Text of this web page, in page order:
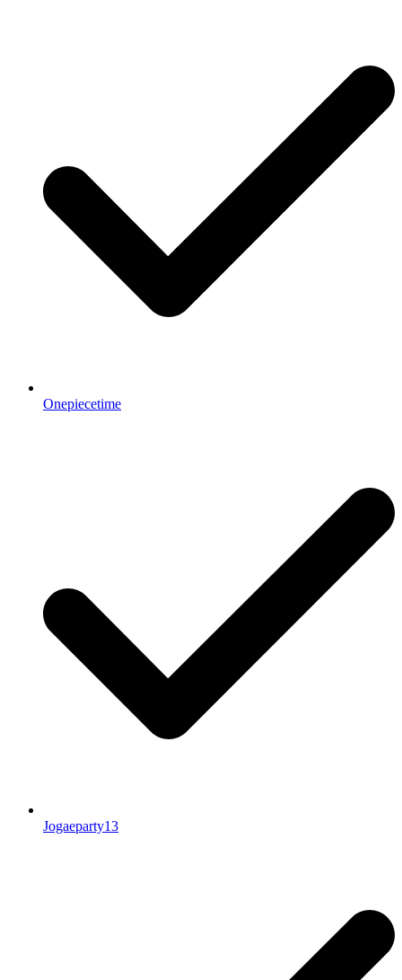
Onepiecetime
Jogaeparty13